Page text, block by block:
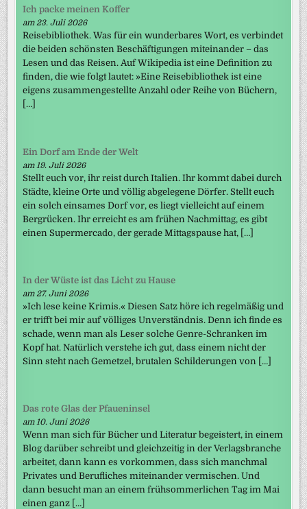
Ich packe meinen Koffer
am 23. Juli 2026
Reisebibliothek. Was für ein wunderbares Wort, es verbindet
die beiden schönsten Beschäftigungen miteinander – das
Lesen und das Reisen. Auf Wikipedia ist eine Definition zu
finden, die wie folgt lautet: »Eine Reisebibliothek ist eine
eigens zusammengestellte Anzahl oder Reihe von Büchern,
[…]
Ein Dorf am Ende der Welt
am 19. Juli 2026
Stellt euch vor, ihr reist durch Italien. Ihr kommt dabei durch
Städte, kleine Orte und völlig abgelegene Dörfer. Stellt euch
ein solch einsames Dorf vor, es liegt vielleicht auf einem
Bergrücken. Ihr erreicht es am frühen Nachmittag, es gibt
einen Supermercado, der gerade Mittagspause hat, […]
In der Wüste ist das Licht zu Hause
am 27. Juni 2026
»Ich lese keine Krimis.« Diesen Satz höre ich regelmäßig und
er trifft bei mir auf völliges Unverständnis. Denn ich finde es
schade, wenn man als Leser solche Genre-Schranken im
Kopf hat. Natürlich verstehe ich gut, dass einem nicht der
Sinn steht nach Gemetzel, brutalen Schilderungen von […]
Das rote Glas der Pfaueninsel
am 10. Juni 2026
Wenn man sich für Bücher und Literatur begeistert, in einem
Blog darüber schreibt und gleichzeitig in der Verlagsbranche
arbeitet, dann kann es vorkommen, dass sich manchmal
Privates und Berufliches miteinander vermischen. Und
dann besucht man an einem frühsommerlichen Tag im Mai
einen ganz […]